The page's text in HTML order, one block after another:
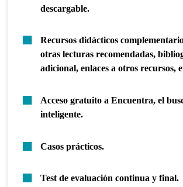
descargable.
Recursos didácticos
otras lecturas recomendadas,
adicional, enlaces a otros recursos,
Acceso gratuito a Encuentra, el
inteligente.
Casos prácticos.
Test de evaluación continua y final.